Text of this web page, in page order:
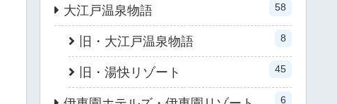
大江戸温泉物語 58
旧・大江戸温泉物語 8
旧・湯快リゾート 45
6